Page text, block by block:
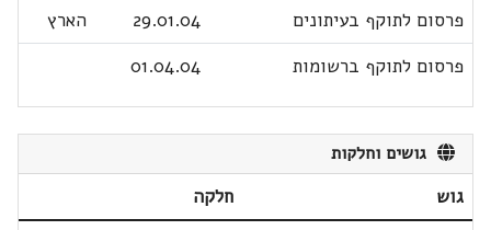
פרסום לתוקף בעיתונים
29.01.04
הארץ
פרסום לתוקף ברשומות
01.04.04
גושים וחלקות
גוש
חלקה